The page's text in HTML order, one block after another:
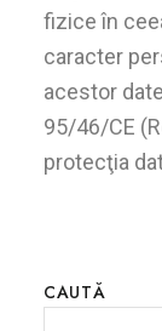
fizice în
caracter
acestor
95/46/CE
protecţia
CAUTĂ